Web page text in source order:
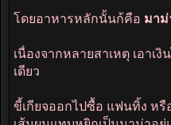
โดยอาหารหลักนั้นก้คือ มาม่
เนื่องจากหลายสาเหตุ เอาเ
เดียว
ขี้เกียจออกไปซื้อ แฟนทิ้ง ห